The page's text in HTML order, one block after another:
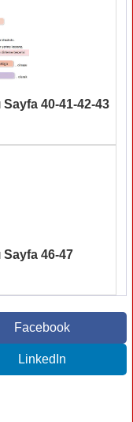
Sayfa 40-41-42-43
Sayfa 46-47
Facebook
LinkedIn